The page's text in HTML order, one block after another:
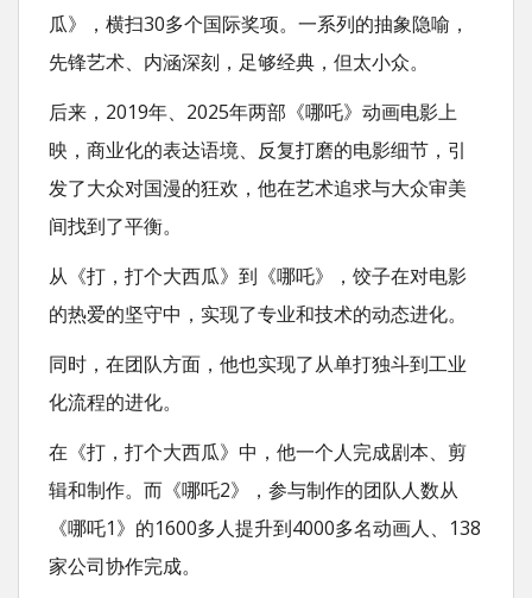
瓜》，横扫30多个国际奖项。一系列的抽象隐喻，
先锋艺术、内涵深刻，足够经典，但太小众。
后来，2019年、2025年两部《哪吒》动画电影上
映，商业化的表达语境、反复打磨的电影细节，引
发了大众对国漫的狂欢，他在艺术追求与大众审美
间找到了平衡。
从《打，打个大西瓜》到《哪吒》，饺子在对电影
的热爱的坚守中，实现了专业和技术的动态进化。
同时，在团队方面，他也实现了从单打独斗到工业
化流程的进化。
在《打，打个大西瓜》中，他一个人完成剧本、剪
辑和制作。而《哪吒2》，参与制作的团队人数从
《哪吒1》的1600多人提升到4000多名动画人、138
家公司协作完成。